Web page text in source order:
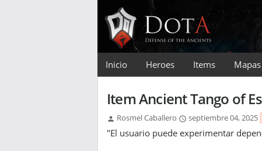
Inicio Heroes Items Mapas
Item Ancient Tango of
Rosmel Caballero septiembre 04, 2025
"El usuario puede experimentar